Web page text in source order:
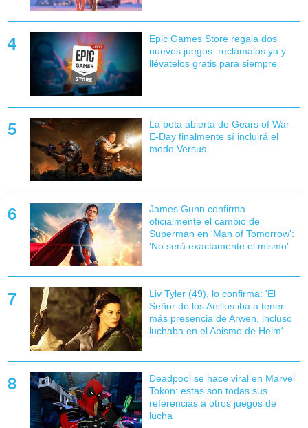
Epic Games Store regala dos
nuevos juegos: reclámalos ya y
llévatelos gratis para siempre
La beta abierta de Gears of War
E-Day finalmente sí incluirá el
modo Versus
James Gunn confirma
oficialmente el cambio de
Superman en 'Man of Tomorrow':
'No será exactamente el mismo'
Liv Tyler (49), lo confirma: 'El
Señor de los Anillos iba a tener
más presencia de Arwen, incluso
luchaba en el Abismo de Helm'
Deadpool se hace viral en Marvel
Tokon: estas son todas sus
referencias a otros juegos de
lucha